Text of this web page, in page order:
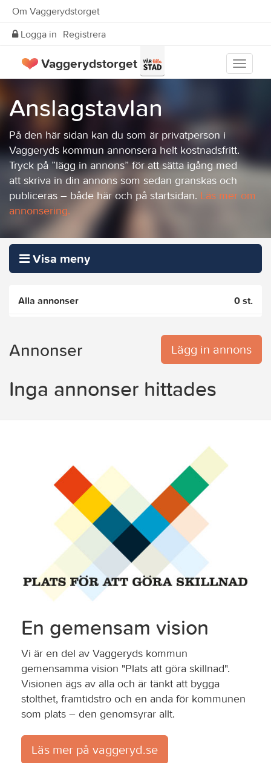
Om Vaggerydstorget
Logga in Registrera
Visa
meny
Vaggerydstorget
Anslagstavlan
På den här sidan kan du som är privatperson i
Vaggeryds kommun annonsera helt kostnadsfritt.
Tryck på ”lägg in annons” för att sätta igång med
att skriva in din annons som sedan granskas och
publiceras – både här och på startsidan. Läs mer om
annonsering.
Visa meny
Alla annonser 0 st.
Lägg in annons
Annonser
Inga annonser hittades
En gemensam vision
Vi är en del av Vaggeryds kommun
gemensamma vision "Plats att göra skillnad".
Visionen ägs av alla och är tänkt att bygga
stolthet, framtidstro och en anda för kommunen
som plats – den genomsyrar allt.
Läs mer på vaggeryd.se